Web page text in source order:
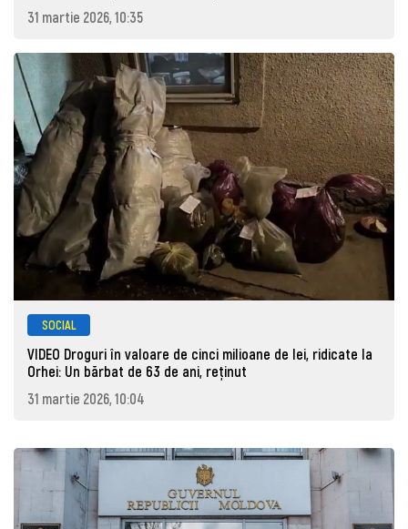
31 martie 2026, 10:35
SOCIAL
VIDEO Droguri în valoare de cinci milioane de lei, ridicate la
Orhei: Un bărbat de 63 de ani, reţinut
31 martie 2026, 10:04